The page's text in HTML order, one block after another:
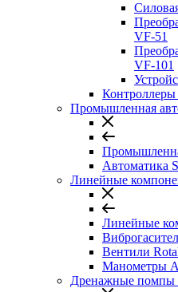
VF-51
VF-101
Промышленная
Автоматика
Линейные
Линейные
Вентили
Манометры
Дренажные помпы